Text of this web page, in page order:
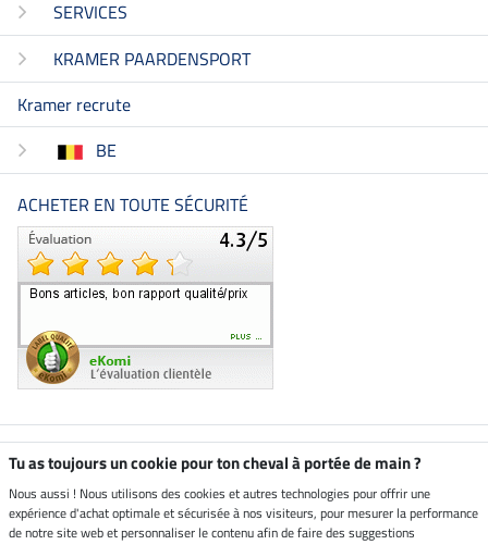
SERVICES
KRAMER PAARDENSPORT
Kramer recrute
BE
ACHETER EN TOUTE SÉCURITÉ
Boutique climatiquement
Livraison par
Tu as toujours un cookie pour ton cheval à portée de main ?
Nous aussi ! Nous utilisons des cookies et autres technologies pour offrir une
expérience d'achat optimale et sécurisée à nos visiteurs, pour mesurer la performance
de notre site web et personnaliser le contenu afin de faire des suggestions